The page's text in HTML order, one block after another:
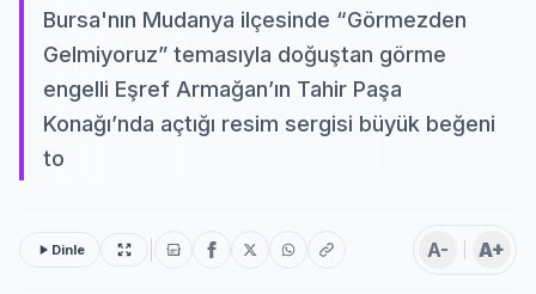
Bursa'nın Mudanya ilçesinde “Görmezden
Gelmiyoruz” temasıyla doğuştan görme
engelli Eşref Armağan’ın Tahir Paşa
Konağı’nda açtığı resim sergisi büyük beğeni
to
Dinle A- A+